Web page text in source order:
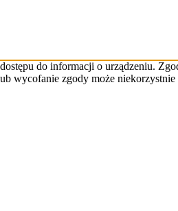
do informacji o urządzeniu.
wycofanie zgody może